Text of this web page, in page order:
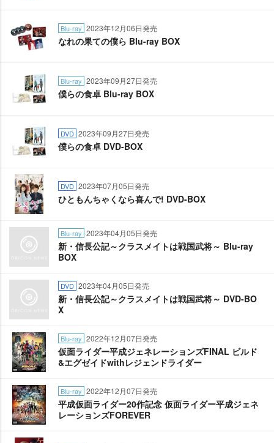
Blu-ray 2023年12月06日発売
なれの果ての僕ら Blu-ray BOX
Blu-ray 2023年09月27日発売
僕らの食卓 Blu-ray BOX
DVD 2023年09月27日発売
僕らの食卓 DVD-BOX
DVD 2023年07月05日発売
ひともんちゃくなら喜んで! DVD-BOX
Blu-ray 2023年04月05日発売
新・信長公記～クラスメイトは戦国武将～ Blu-ray
BOX
DVD 2023年04月05日発売
新・信長公記～クラスメイトは戦国武将～ DVD-BO
X
Blu-ray 2022年12月07日発売
仮面ライダー平成ジェネレーションズFINAL ビルド
&エグゼイドwithレジェンドライダー
Blu-ray 2022年12月07日発売
平成仮面ライダー20作記念 仮面ライダー平成ジェネ
レーションズFOREVER